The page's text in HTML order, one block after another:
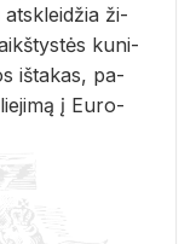
at­sklei­džia ži­
ku­ni­
iš­ta­kas, pa­
į Eu­ro­